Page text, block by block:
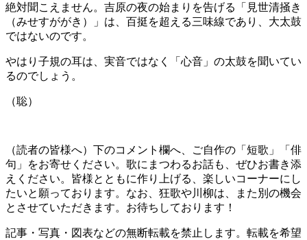
絶対聞こえません。吉原の夜の始まりを告げる「見世清掻き
（みせすががき）」は、百挺を超える三味線であり、大太鼓
ではないのです。
やはり子規の耳は、実音ではなく「心音」の太鼓を聞いてい
るのでしょう。
（聡）
（読者の皆様へ）下のコメント欄へ、ご自作の「短歌」「俳
句」をお寄せください。歌にまつわるお話も、ぜひお書き添
えください。皆様とともに作り上げる、楽しいコーナーにし
たいと願っております。なお、狂歌や川柳は、また別の機会
とさせていただきます。お待ちしております！
記事・写真・図表などの無断転載を禁止します。転載を希望